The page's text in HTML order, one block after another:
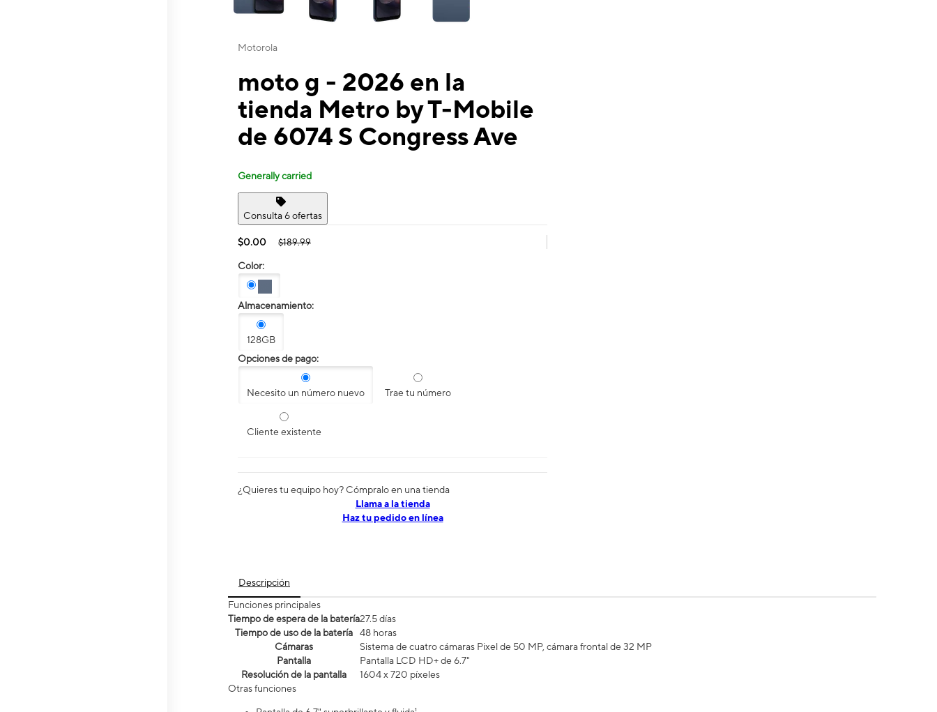
Motorola
moto g - 2026 en la
tienda Metro by T-Mobile
de 6074 S Congress Ave
Generally carried
Consulta 6 ofertas
$0.00 $189.99
Color:
Almacenamiento:
128GB
Opciones de pago:
Necesito un número nuevo Trae tu número
Cliente existente
¿Quieres tu equipo hoy? Cómpralo en una tienda
​​​​​​​Llama a la tienda
Haz tu pedido en línea
Descripción
Funciones principales
Tiempo de espera de la batería27.5 días
Tiempo de uso de la batería
48 horas
Cámaras
Sistema de cuatro cámaras Pixel de 50 MP, cámara frontal de 32 MP
Pantalla
Pantalla LCD HD+ de 6.7"
Resolución de la pantalla
1604 x 720 píxeles
Otras funciones